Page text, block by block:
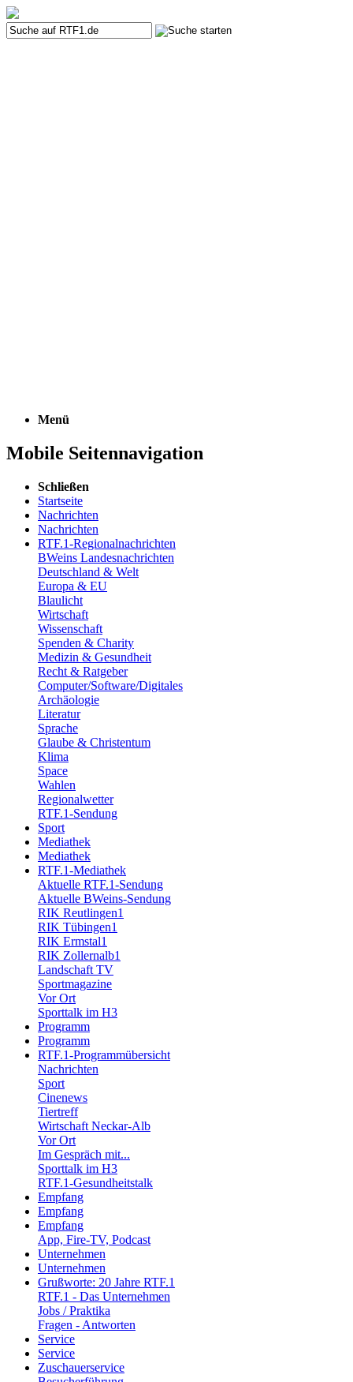
Menü
Mobile Seitennavigation
Schließen
Startseite
Nachrichten
Nachrichten
RTF.1-Regionalnachrichten
BWeins Landesnachrichten
Deutschland & Welt
Europa & EU
Blaulicht
Wirtschaft
Wissenschaft
Spenden & Charity
Medizin & Gesundheit
Recht & Ratgeber
Computer/Software/Digitales
Archäologie
Literatur
Sprache
Glaube & Christentum
Klima
Space
Wahlen
Regionalwetter
RTF.1-Sendung
Sport
Mediathek
Mediathek
RTF.1-Mediathek
Aktuelle RTF.1-Sendung
Aktuelle BWeins-Sendung
RIK Reutlingen1
RIK Tübingen1
RIK Ermstal1
RIK Zollernalb1
Landschaft TV
Sportmagazine
Vor Ort
Sporttalk im H3
Programm
Programm
RTF.1-Programmübersicht
Nachrichten
Sport
Cinenews
Tiertreff
Wirtschaft Neckar-Alb
Vor Ort
Im Gespräch mit...
Sporttalk im H3
RTF.1-Gesundheitstalk
Empfang
Empfang
Empfang
App, Fire-TV, Podcast
Unternehmen
Unternehmen
Grußworte: 20 Jahre RTF.1
RTF.1 - Das Unternehmen
Jobs / Praktika
Fragen - Antworten
Service
Service
Zuschauerservice